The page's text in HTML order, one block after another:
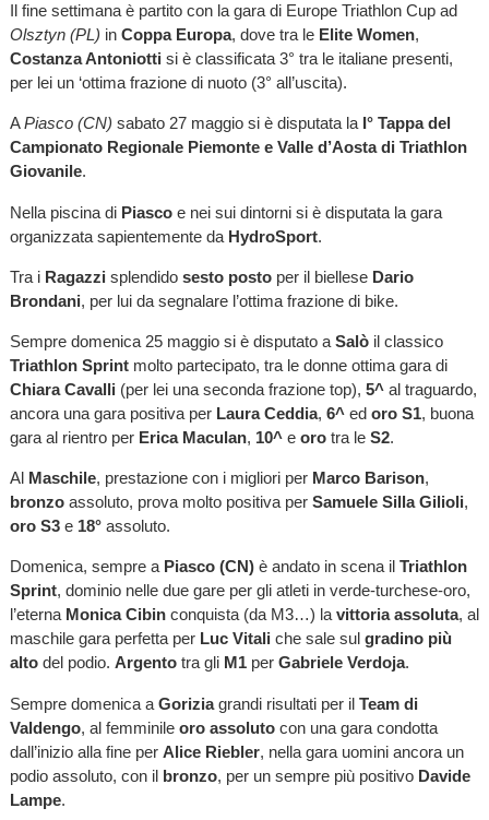
Il fine settimana è partito con la gara di Europe Triathlon Cup ad
Olsztyn (PL) in Coppa Europa, dove tra le Elite Women,
Costanza Antoniotti si è classificata 3° tra le italiane presenti,
per lei un ‘ottima frazione di nuoto (3° all’uscita).
APiasco (CN) sabato 27 maggio si è disputata la I° Tappa del
Campionato Regionale Piemonte e Valle d’Aosta di Triathlon
Giovanile.
Nella piscina di Piasco e nei sui dintorni si è disputata la gara
organizzata sapientemente da HydroSport.
Tra i Ragazzi splendido sesto posto per il biellese Dario
Brondani, per lui da segnalare l’ottima frazione di bike.
Sempre domenica 25 maggio si è disputato a Salò il classico
Triathlon Sprintmolto partecipato, tra le donne ottima gara di
Chiara Cavalli (per lei una seconda frazione top), 5^al traguardo,
ancora una gara positiva per Laura Ceddia, 6^ ed oro S1, buona
gara al rientro per Erica Maculan, 10^e orotra le S2.
Al Maschile, prestazione con i migliori per Marco Barison,
bronzoassoluto, prova molto positiva per Samuele Silla Gilioli,
oro S3e 18°assoluto.
Domenica, sempre a Piasco (CN)è andato in scena il Triathlon
Sprint, dominio nelle due gare per gli atleti in verde-turchese-oro,
l’eterna Monica Cibinconquista (da M3…) lavittoria assoluta, al
maschile gara perfetta per Luc Vitali che sale sul gradino più
altodel podio. Argentotra gli M1per Gabriele Verdoja.
Sempre domenica a Goriziagrandi risultati per il Team di
Valdengo, al femminile oro assolutocon una gara condotta
dall’inizio alla fine per Alice Riebler, nella gara uomini ancora un
podio assoluto, con il bronzo, per un sempre più positivo Davide
Lampe.